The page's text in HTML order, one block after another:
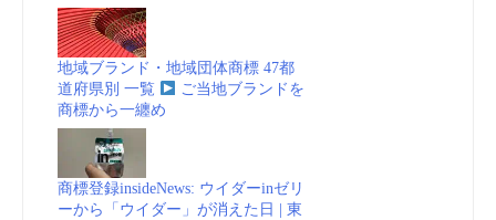
地域ブランド・地域団体商標 47都
道府県別 一覧
ご当地ブランドを
商標から一纏め
商標登録insideNews: ウイダーinゼリ
ーから「ウイダー」が消えた日 | 東